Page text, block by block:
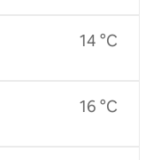
14 °C
16 °C